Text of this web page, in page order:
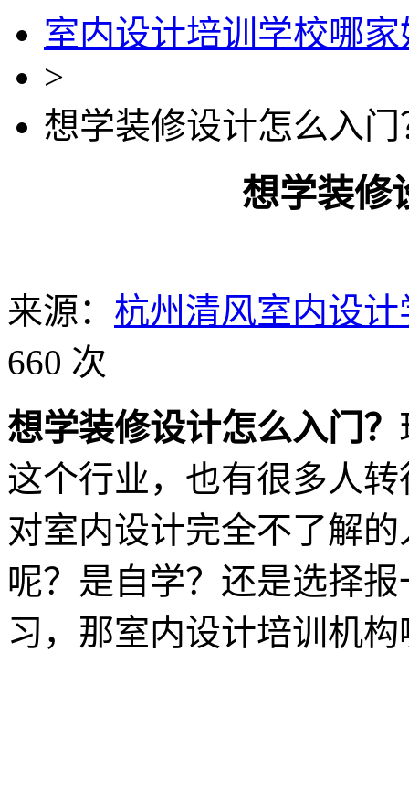
室内设计培训学校哪家
>
想学装修设计怎么入门
想学装修
来源： 杭州清风室内设计
660 次
想学装修设计怎么入门？
这个行业，也有很多人
对室内设计完全不了解
呢？是自学？还是选择
习，那室内设计培训机